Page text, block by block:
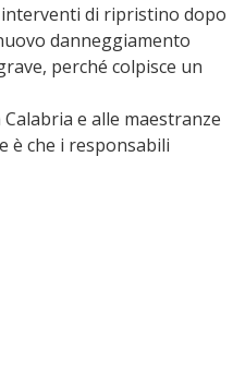
di ripristino dopo
danneggiamento
perché colpisce un
e alle maestranze
è che i responsabili